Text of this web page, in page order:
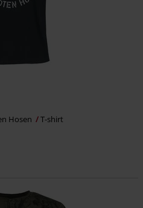
Hosen T-shirt